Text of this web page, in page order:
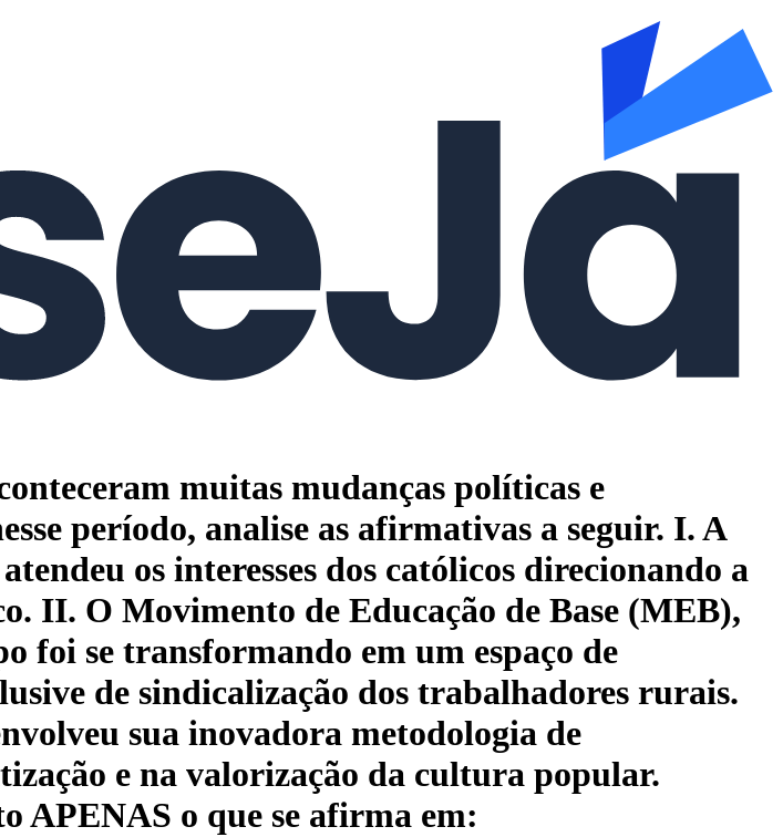
muitas mudanças políticas e
período, analise as afirmativas a seguir. I. A
os interesses dos católicos direcionando a
II. O Movimento de Educação de Base (MEB),
foi se transformando em um espaço de
de sindicalização dos trabalhadores rurais.
sua inovadora metodologia de
e na valorização da cultura popular.
APENAS o que se afirma em: